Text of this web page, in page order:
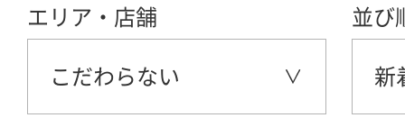
エリア・店舗
こだわらない
並び
新